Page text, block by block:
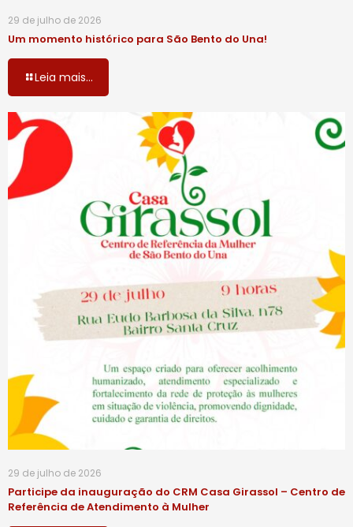
29 de julho de 2026
Um momento histórico para São Bento do Una!
Leia mais...
29 de julho de 2026
Participe da inauguração do CRM Casa Girassol – Centro de
Referência de Atendimento à Mulher